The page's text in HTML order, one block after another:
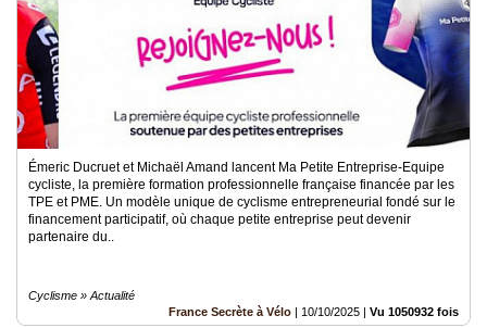
Émeric Ducruet et Michaël Amand lancent Ma Petite Entreprise-Equipe
cycliste, la première formation professionnelle française financée par les
TPE et PME. Un modèle unique de cyclisme entrepreneurial fondé sur le
financement participatif, où chaque petite entreprise peut devenir
partenaire du..
Cyclisme » Actualité
France Secrète à Vélo | 10/10/2025 | Vu 1050932 fois